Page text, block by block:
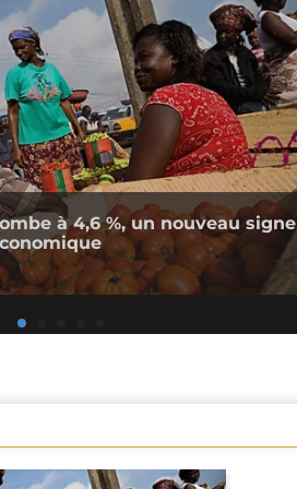
à 4,6 %, un nouveau signe